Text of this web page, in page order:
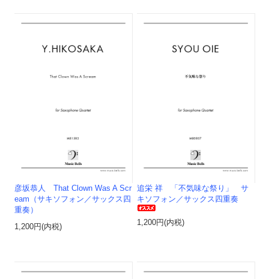
彦坂恭人 That Clown Was A Scr
eam（サキソフォン／サックス四
重奏）
1,200円(内税)
追栄 祥 「不気味な祭り」 サ
キソフォン／サックス四重奏
1,200円(内税)